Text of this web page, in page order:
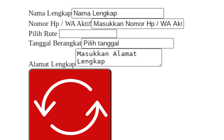
Nama Lengkap
Nomor Hp / WA Aktif
Pilih Rute
Tanggal Berangkat
Alamat Lengkap